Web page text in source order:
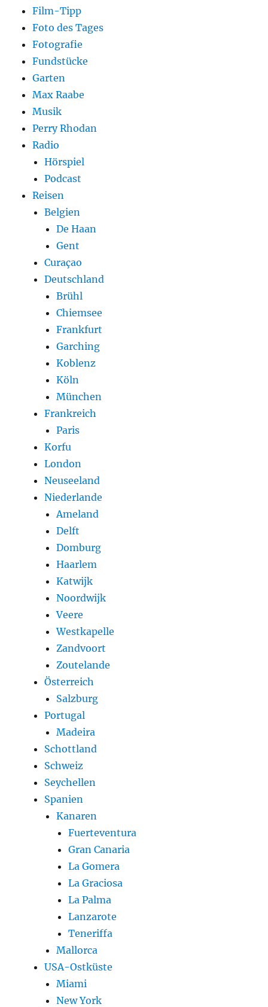
Film-Tipp
Foto des Tages
Fotografie
Fundstücke
Garten
Max Raabe
Musik
Perry Rhodan
Radio
Hörspiel
Podcast
Reisen
Belgien
De Haan
Gent
Curaçao
Deutschland
Brühl
Chiemsee
Frankfurt
Garching
Koblenz
Köln
München
Frankreich
Paris
Korfu
London
Neuseeland
Niederlande
Ameland
Delft
Domburg
Haarlem
Katwijk
Noordwijk
Veere
Westkapelle
Zandvoort
Zoutelande
Österreich
Salzburg
Portugal
Madeira
Schottland
Schweiz
Seychellen
Spanien
Kanaren
Fuerteventura
Gran Canaria
La Gomera
La Graciosa
La Palma
Lanzarote
Teneriffa
Mallorca
USA-Ostküste
Miami
New York